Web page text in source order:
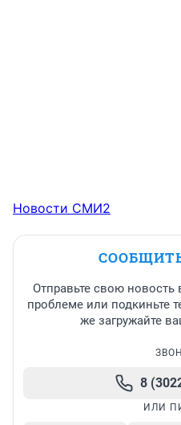
Новости СМИ2
Отправьте свою новость
проблеме или подкиньте
же загружайте
8
ИЛИ